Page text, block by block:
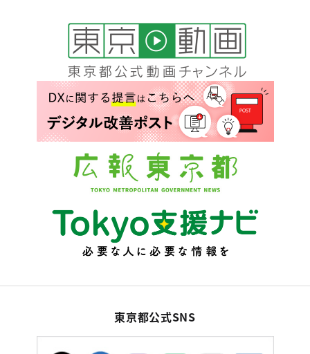
東京都公式SNS